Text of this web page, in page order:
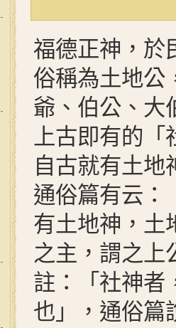
福德正神，於
俗稱為土地公
爺、伯公、大
上古即有的「
自古就有土地
通俗篇有云：
有土地神，土
之主，謂之上
註：「社神者
也」，通俗篇